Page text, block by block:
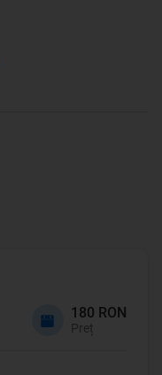
180 RON
Preț